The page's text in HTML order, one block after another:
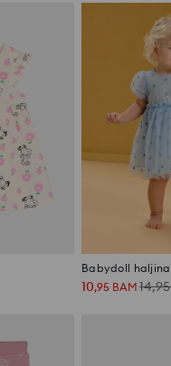
Babydoll haljina
10,95 BAM 14,95